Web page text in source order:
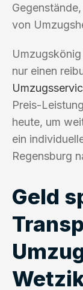
von
nur einen
Preis-
heute, um
ein
Regensburg
Geld